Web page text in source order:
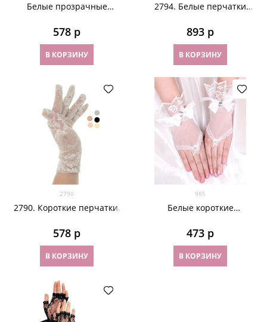
Белые прозрачные
рюшами
578 р
В КОРЗИНУ
2794. Белые перчатки
893 р
В КОРЗИНУ
2790
2790. Короткие перчатки.
578 р
В КОРЗИНУ
985
Белые короткие
бантиком и рюшами
473 р
В КОРЗИНУ